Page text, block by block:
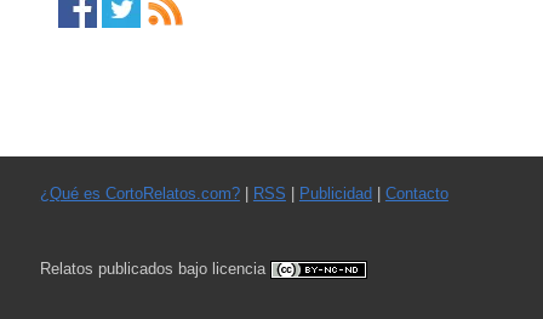
¿Qué es CortoRelatos.com?| RSS Publicidad Contacto
Relatos publicados bajo licencia